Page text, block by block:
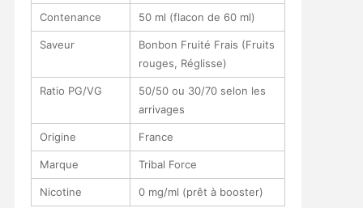
Contenance 50 ml (flacon de 60 ml)
Saveur
Bonbon Fruité Frais (Fruits
rouges, Réglisse)
Ratio PG/VG
50/50 ou 30/70 selon les
arrivages
Origine France
Marque Tribal Force
Nicotine 0 mg/ml (prêt à booster)